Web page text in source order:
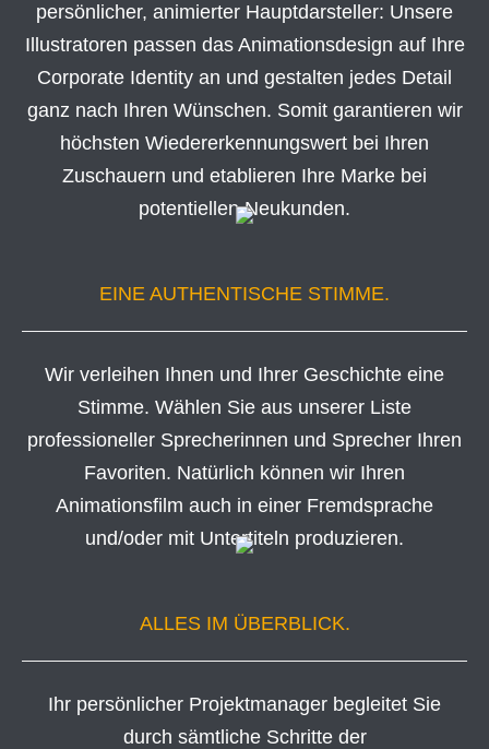
persönlicher, animierter Hauptdarsteller: Unsere
Illustratoren passen das Animationsdesign auf Ihre
Corporate Identity an und gestalten jedes Detail
ganz nach Ihren Wünschen. Somit garantieren wir
höchsten Wiedererkennungswert bei Ihren
Zuschauern und etablieren Ihre Marke bei
potentiellen Neukunden.
EINE AUTHENTISCHE STIMME.
Wir verleihen Ihnen und Ihrer Geschichte eine
Stimme. Wählen Sie aus unserer Liste
professioneller Sprecherinnen und Sprecher Ihren
Favoriten. Natürlich können wir Ihren
Animationsfilm auch in einer Fremdsprache
und/oder mit Untertiteln produzieren.
ALLES IM ÜBERBLICK.
Ihr persönlicher Projektmanager begleitet Sie
durch sämtliche Schritte der